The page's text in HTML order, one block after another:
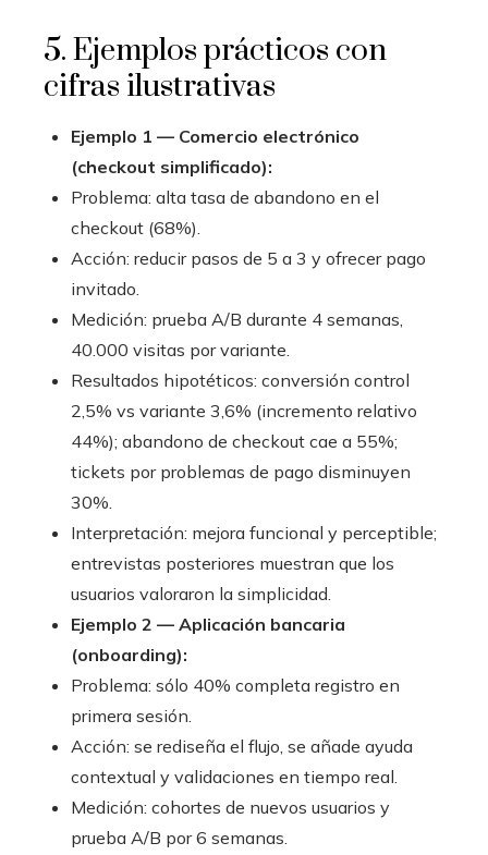
5. Ejemplos prácticos con
cifras ilustrativas
Ejemplo 1 — Comercio electrónico
(checkout simplificado):
Problema: alta tasa de abandono en el
checkout (68%).
Acción: reducir pasos de 5 a 3 y ofrecer pago
invitado.
Medición: prueba A/B durante 4 semanas,
40.000 visitas por variante.
Resultados hipotéticos: conversión control
2,5% vs variante 3,6% (incremento relativo
44%); abandono de checkout cae a 55%;
tickets por problemas de pago disminuyen
30%.
Interpretación: mejora funcional y perceptible;
entrevistas posteriores muestran que los
usuarios valoraron la simplicidad.
Ejemplo 2 — Aplicación bancaria
(onboarding):
Problema: sólo 40% completa registro en
primera sesión.
Acción: se rediseña el flujo, se añade ayuda
contextual y validaciones en tiempo real.
Medición: cohortes de nuevos usuarios y
prueba A/B por 6 semanas.